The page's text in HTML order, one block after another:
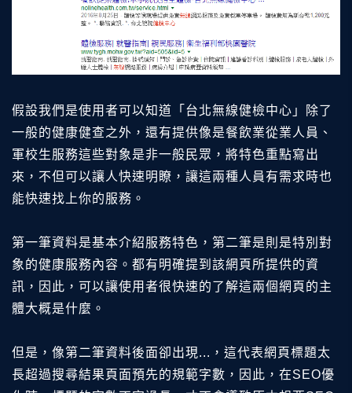
假設我們是使用者可以知道「台北無線健檢中心」除了
一般的健康健查之外，還有提供像是餐飲業從業人員、
軍校生服務這些對象是非一般民眾，將特色重點寫出
來，不但可以讓人快速明瞭，讓這兩種人員有需求時也
能快速找上你的服務。
第一筆資料是基本介紹服務特色，第二筆是則是特別對
象的健康服務內容。都有明確提到該網頁所提供的資
訊，因此，可以讓使用者很快速的了解這兩個網頁的主
體大概是什麼。
但是，像第二筆資料後面卻出現...，這代表網頁標題太
長超過搜尋結果頁面預先的規範字數，因此，在SEO優